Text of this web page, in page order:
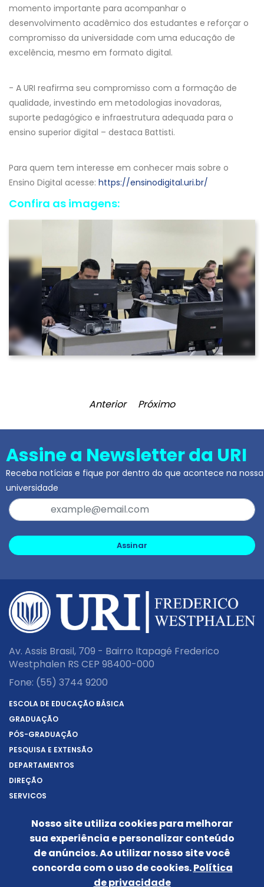
momento importante para acompanhar o
desenvolvimento acadêmico dos estudantes e reforçar o
compromisso da universidade com uma educação de
excelência, mesmo em formato digital.
- A URI reafirma seu compromisso com a formação de
qualidade, investindo em metodologias inovadoras,
suporte pedagógico e infraestrutura adequada para o
ensino superior digital – destaca Battisti.
Para quem tem interesse em conhecer mais sobre o
Ensino Digital acesse: https://ensinodigital.uri.br/
Confira as imagens:
Anterior Próximo
Assine a Newsletter da URI
Receba notícias e fique por dentro do que acontece na nossa
universidade
Assinar
Av. Assis Brasil, 709 - Bairro Itapagé Frederico
Westphalen RS CEP 98400-000
Fone: (55) 3744 9200
ESCOLA DE EDUCAÇÃO BÁSICA
GRADUAÇÃO
PÓS-GRADUAÇÃO
PESQUISA E EXTENSÃO
DEPARTAMENTOS
DIREÇÃO
SERVIÇOS
REITORIA
NOTÍCIAS
CONHEÇA O CÂMPUS
IDENTIDADE VISUAL
Nosso site utiliza cookies para melhorar
sua experiência e personalizar conteúdo
de anúncios. Ao utilizar nosso site você
concorda com o uso de cookies.Política
de privacidade